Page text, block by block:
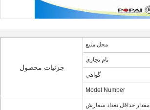
جزئیات محصول
محل منبع
نام تجاری
گواهی
Model Number
مقدار حداقل تعداد سفارش